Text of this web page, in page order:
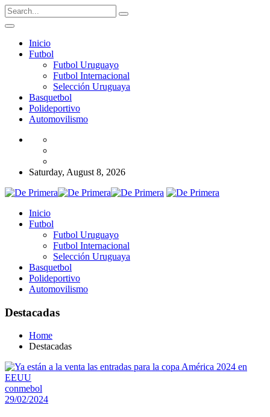
Inicio
Futbol
Futbol Uruguayo
Futbol Internacional
Selección Uruguaya
Basquetbol
Polideportivo
Automovilismo
Saturday, August 8, 2026
Inicio
Futbol
Futbol Uruguayo
Futbol Internacional
Selección Uruguaya
Basquetbol
Polideportivo
Automovilismo
Destacadas
Home
Destacadas
conmebol
29/02/2024